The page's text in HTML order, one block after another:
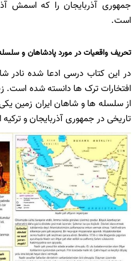
جمهوری آذربایجان را که اسمش
است.
تحریف واقعیات در مورد پادشاهان و
در این کتاب درسی ادعا شده نادر
افتخارات ترک ها دانسته شده است.
از سلسله ها و شاهان ایران زمین
تاریخی در جمهوری آذربایجان و